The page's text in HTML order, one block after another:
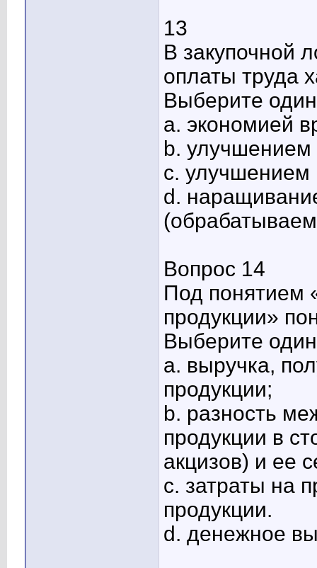
13
В закупочной
оплаты труда
Выберите
a. экономией
b. улучшением
c. улучшением
d.
Вопрос 14
Под понятием
продукции»
Выберите
a. выручка,
продукции;
b. разность
продукции в
акцизов) и ее
c. затраты на
продукции.
d. денежное